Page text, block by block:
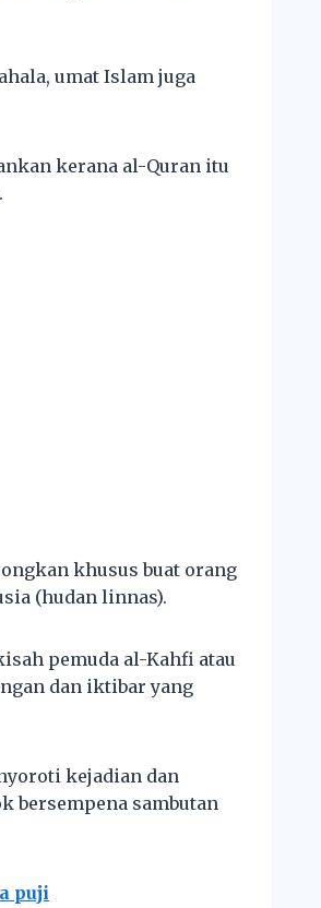
umat Islam juga
kerana al-Quran itu
khusus buat orang
(hudan linnas).
pemuda al-Kahfi atau
dan iktibar yang
kejadian dan
bersempena sambutan
puji